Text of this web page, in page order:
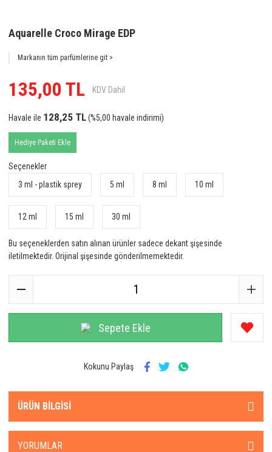
Aquarelle Croco Mirage EDP
Markanın tüm parfümlerine git >
135,00 TL KDV Dahil
Havale ile 128,25 TL(%5,00 havale indirimi)
Hediye Paketi Ekle
Seçenekler
3 ml - plastik sprey
5 ml 8 ml 10 ml
12 ml 15 ml 30 ml
Bu seçeneklerden satın alınan ürünler sadece dekant şişesinde
iletilmektedir. Orijinal şişesinde gönderilmemektedir.
Sepete Ekle
Kokunu Paylaş
ÜRÜN BILGISI
YORUMLAR